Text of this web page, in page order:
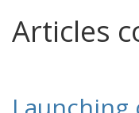
Articles